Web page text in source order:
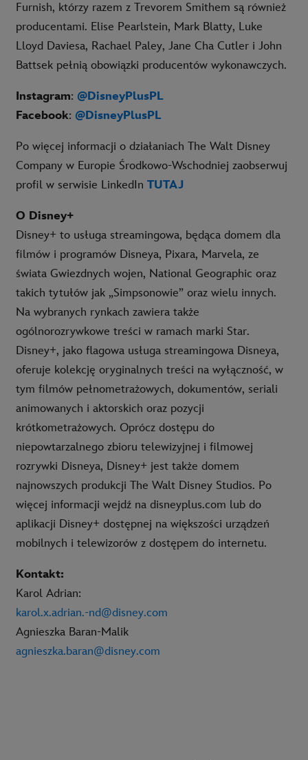
Furnish, którzy razem z Trevorem Smithem są również
producentami. Elise Pearlstein, Mark Blatty, Luke
Lloyd Daviesa, Rachael Paley, Jane Cha Cutler i John
Battsek pełnią obowiązki producentów wykonawczych.
Instagram: @DisneyPlusPL
Facebook: @DisneyPlusPL
Po więcej informacji o działaniach The Walt Disney
Company w Europie Środkowo-Wschodniej zaobserwuj
profil w serwisie LinkedIn TUTAJ
O Disney+
Disney+ to usługa streamingowa, będąca domem dla
filmów i programów Disneya, Pixara, Marvela, ze
świata Gwiezdnych wojen, National Geographic oraz
takich tytułów jak „Simpsonowie” oraz wielu innych.
Na wybranych rynkach zawiera także
ogólnorozrywkowe treści w ramach marki Star.
Disney+, jako flagowa usługa streamingowa Disneya,
oferuje kolekcję oryginalnych treści na wyłączność, w
tym filmów pełnometrażowych, dokumentów, seriali
animowanych i aktorskich oraz pozycji
krótkometrażowych. Oprócz dostępu do
niepowtarzalnego zbioru telewizyjnej i filmowej
rozrywki Disneya, Disney+ jest także domem
najnowszych produkcji The Walt Disney Studios. Po
więcej informacji wejdź na disneyplus.com lub do
aplikacji Disney+ dostępnej na większości urządzeń
mobilnych i telewizorów z dostępem do internetu.
Kontakt:
Karol Adrian:
karol.x.adrian.-nd@disney.com
Agnieszka Baran-Malik
agnieszka.baran@disney.com